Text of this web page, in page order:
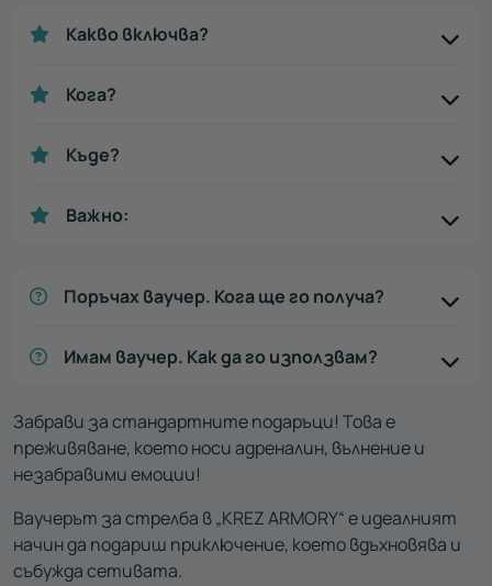
Какво включва?
Кога?
Къде?
Важно:
Поръчах ваучер. Кога ще го получа?
Имам ваучер. Как да го използвам?
Забрави за стандартните подаръци! Това е
преживяване, което носи адреналин, вълнение и
незабравими емоции!
Ваучерът за стрелба в „KREZ ARMORY“ е идеалният
начин да подариш приключение, коeто вдъхновява и
събужда сетивата.